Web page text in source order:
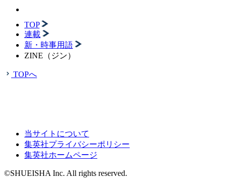
TOP
連載
新・時事用語
ZINE（ジン）
TOPへ
当サイトについて
集英社プライバシーポリシー
集英社ホームページ
©SHUEISHA Inc. All rights reserved.